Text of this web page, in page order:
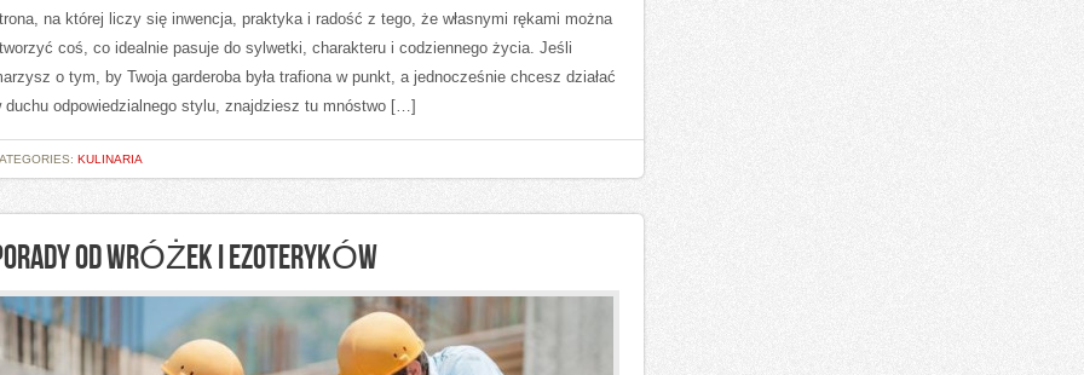
na której liczy się inwencja, praktyka i radość z tego, że własnymi rękami można
coś, co idealnie pasuje do sylwetki, charakteru i codziennego życia. Jeśli
o tym, by Twoja garderoba była trafiona w punkt, a jednocześnie chcesz działać
duchu odpowiedzialnego stylu, znajdziesz tu mnóstwo […]
KULINARIA
OD WRÓŻEK I EZOTERYKÓW